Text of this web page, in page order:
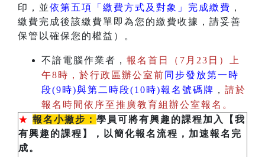
印，並依第五項「繳費方式及對象」完成繳費 ，
繳費完成後該繳費單即為您的繳費收據，請妥善
保管以確保您的權益）。
不諳電腦作業者， 報名首日（7月23日）上
午8時，於行政區辦公室前 同步發放第一時
段(9時)與第二時段(10時)報名號碼牌 ， 請於
報名時間依序至推廣教育組辦公室報名。
★ 報名小撇步： 學員可將有興趣的課程加入【我
有興趣的課程】，以簡化報名流程，加速報名完
成。